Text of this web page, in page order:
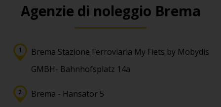
Agenzie di noleggio Brema
Brema Stazione Ferroviaria My Fiets by Mobydis
GMBH- Bahnhofsplatz 14a
Brema - Hansator 5